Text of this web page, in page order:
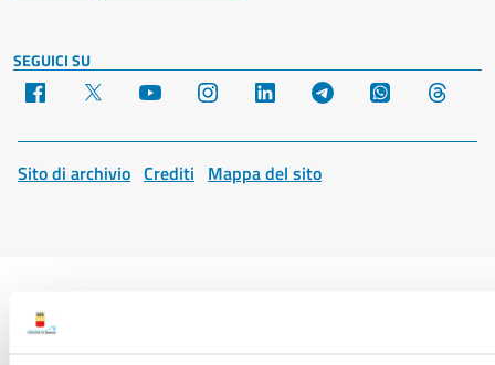
SEGUICI SU
Facebook YouTube Instagram LinkedIn Telegram WhatsApp
Sito di archivio Crediti Mappa del sito